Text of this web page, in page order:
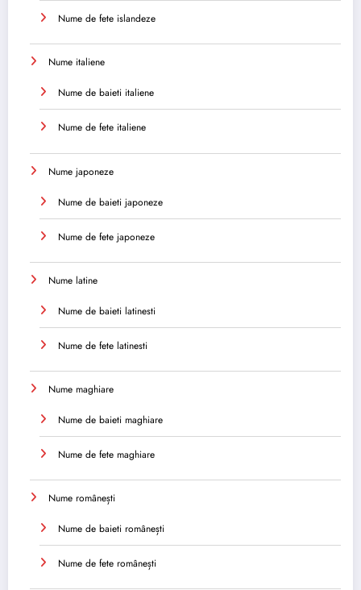
Nume de fete islandeze
Nume italiene
Nume de baieti italiene
Nume de fete italiene
Nume japoneze
Nume de baieti japoneze
Nume de fete japoneze
Nume latine
Nume de baieti latinesti
Nume de fete latinesti
Nume maghiare
Nume de baieti maghiare
Nume de fete maghiare
Nume românești
Nume de baieti românești
Nume de fete românești